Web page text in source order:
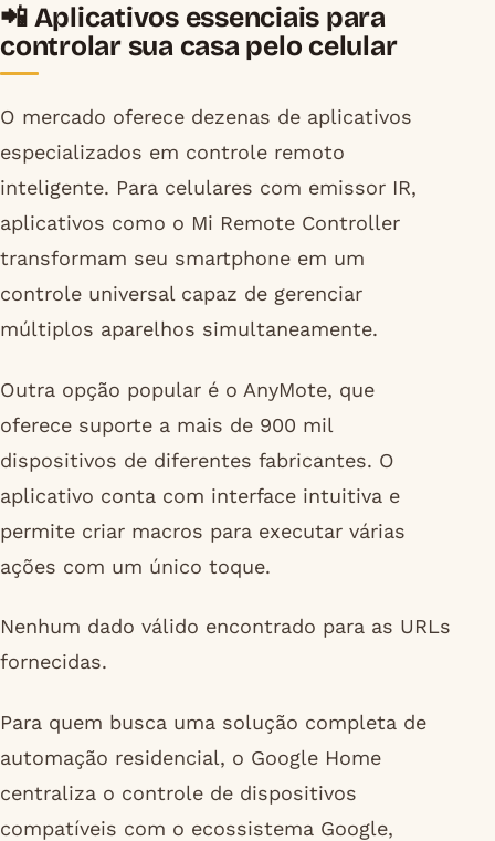
📲 Aplicativos essenciais para
controlar sua casa pelo celular
O mercado oferece dezenas de aplicativos
especializados em controle remoto
inteligente. Para celulares com emissor IR,
aplicativos como o Mi Remote Controller
transformam seu smartphone em um
controle universal capaz de gerenciar
múltiplos aparelhos simultaneamente.
Outra opção popular é o AnyMote, que
oferece suporte a mais de 900 mil
dispositivos de diferentes fabricantes. O
aplicativo conta com interface intuitiva e
permite criar macros para executar várias
ações com um único toque.
Nenhum dado válido encontrado para as URLs
fornecidas.
Para quem busca uma solução completa de
automação residencial, o Google Home
centraliza o controle de dispositivos
compatíveis com o ecossistema Google,